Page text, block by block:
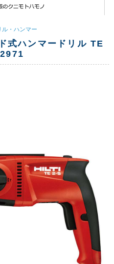
・ハンマー
式ハンマードリル TE